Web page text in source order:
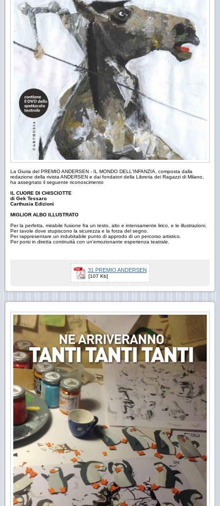
La Giuria del PREMIO ANDERSEN - IL MONDO DELL'INFANZIA, composta dalla
redazione della rivista ANDERSEN e dai fondatori della Libreria dei Ragazzi di Milano,
ha assegnato il seguente riconoscimento
IL CUORE DI CHISCIOTTE
di Gek Tessaro
Carthusia Edizioni
MIGLIOR ALBO ILLUSTRATO
Per la perfetta, mirabile fusione fra un testo, alto e intensamente lirico, e le illustrazioni.
Per tavole dove stupiscono la sicurezza e la forza del segno.
Per rappresentare un indubitabile punto di approdo di un percorso artistico.
Per porsi in diretta continuità con un'emozionante esperienza teatrale.
31 PREMIO ANDERSEN
[107 Kb]